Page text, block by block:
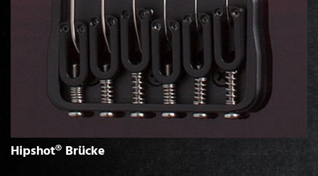
Hipshot® Brücke